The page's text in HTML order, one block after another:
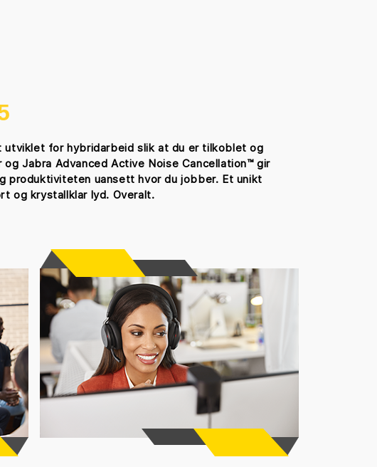
for hybridarbeid slik at du er tilkoblet og
Jabra Advanced Active Noise Cancellation™ gir
produktiviteten uansett hvor du jobber. Et unikt
og krystallklar lyd. Overalt.